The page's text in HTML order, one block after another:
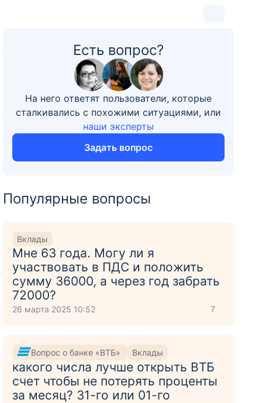
Есть вопрос?
На него ответят пользователи, которые
сталкивались с похожими ситуациями, или
наши эксперты
Задать вопрос
Популярные вопросы
Вклады
Мне 63 года. Могу ли я
участвовать в ПДС и положить
сумму 36000, а через год забрать
72000?
26 марта 2025 10:52 7
Вопрос о банке «ВТБ» Вклады
какого числа лучше открыть ВТБ
счет чтобы не потерять проценты
за месяц? 31-го или 01-го